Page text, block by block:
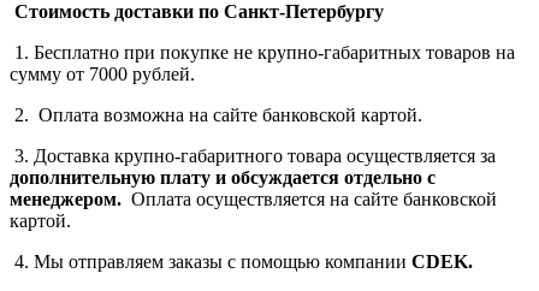
Стоимость доставки по Санкт-Петербургу
1. Бесплатно при покупке не крупно-габаритных товаров на
сумму от 7000 рублей.
2. Оплата возможна на сайте банковской картой.
3. Доставка крупно-габаритного товара осуществляется за
дополнительную плату и обсуждается отдельно с
менеджером. Оплата осуществляется на сайте банковской
картой.
4. Мы отправляем заказы с помощью компании СDEK.